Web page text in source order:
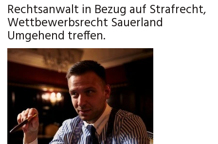
Rechtsanwalt in Bezug auf Strafrecht,
Wettbewerbsrecht Sauerland
Umgehend treffen.